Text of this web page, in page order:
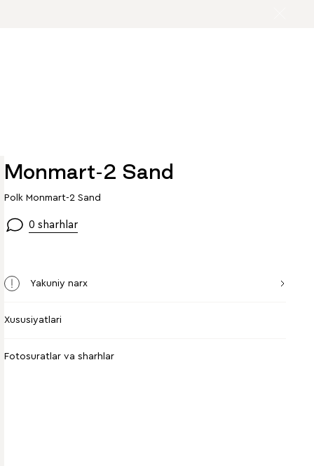
Monmart-2 Sand
Polk Monmart-2 Sand
0 sharhlar
Yakuniy narx
Xususiyatlari
Fotosuratlar va sharhlar